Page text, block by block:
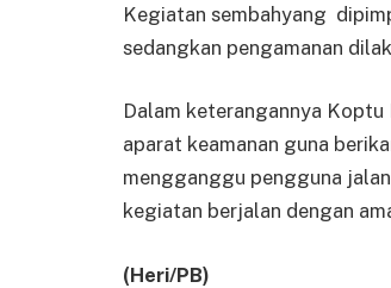
Kegiatan sembahyang
sedangkan pengamanan
Dalam keterangannya Koptu
aparat keamanan guna
mengganggu pengguna
kegiatan berjalan dengan
(Heri/PB)